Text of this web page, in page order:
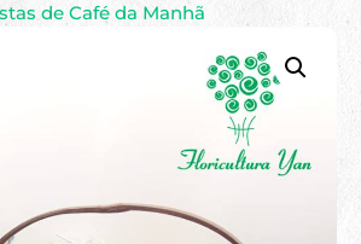
de Café da Manhã